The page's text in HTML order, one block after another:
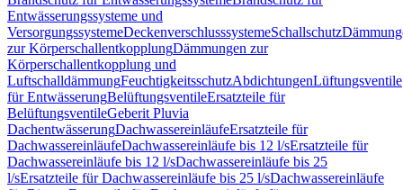
Entwässerungssysteme und
VersorgungssystemeDeckenverschlusssystemeSchallschutz
zur KörperschallentkopplungDämmungen zur
Körperschallentkopplung und
LuftschalldämmungFeuchtigkeitsschutzAbdichtungenLüftungsventile
für EntwässerungBelüftungsventileErsatzteile für
BelüftungsventileGeberit Pluvia
DachentwässerungDachwassereinläufeErsatzteile für
DachwassereinläufeDachwassereinläufe bis 12 l/sErsatzteile für
Dachwassereinläufe bis 12 l/sDachwassereinläufe bis 25
l/sErsatzteile für Dachwassereinläufe bis 25 l/sDachwassereinläufe